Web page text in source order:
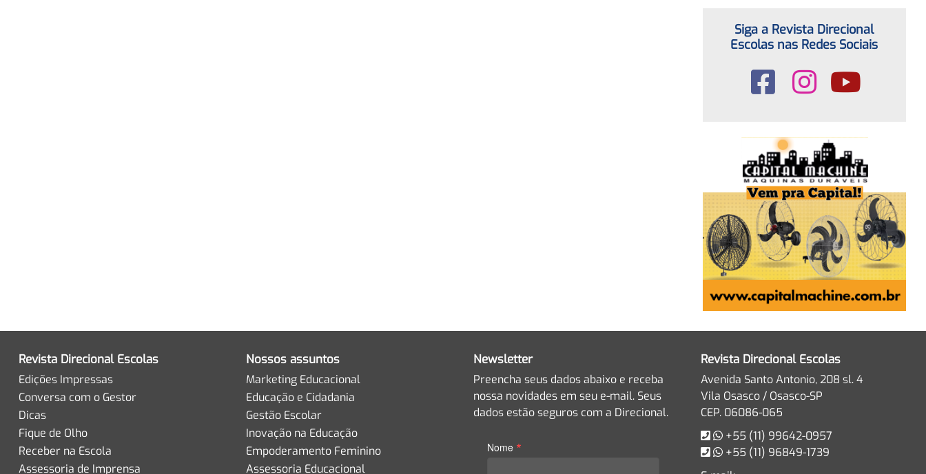
Siga a Revista Direcional
Escolas nas Redes Sociais
Revista Direcional Escolas
Edições Impressas
Conversa com o Gestor
Dicas
Fique de Olho
Receber na Escola
Assessoria de Imprensa
Nossos assuntos
Marketing Educacional
Educação e Cidadania
Gestão Escolar
Inovação na Educação
Empoderamento Feminino
Assessoria Educacional
Newsletter
Preencha seus dados abaixo e receba
nossa novidades em seu e-mail. Seus
dados estão seguros com a Direcional.
Nome *
Revista Direcional Escolas
Avenida Santo Antonio, 208 sl. 4
Vila Osasco / Osasco-SP
CEP. 06086-065
+55 (11) 99642-0957
+55 (11) 96849-1739